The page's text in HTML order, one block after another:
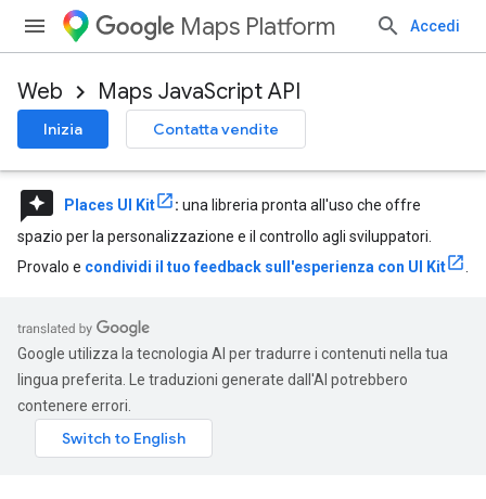
Maps Platform Accedi
Web Maps JavaScript API
Inizia Contatta vendite
reviews Places UI Kit : una libreria pronta all'uso che offre
spazio per la personalizzazione e il controllo agli sviluppatori.
Provalo e condividi il tuo feedback sull'esperienza con UI Kit .
Google utilizza la tecnologia AI per tradurre i contenuti nella tua
lingua preferita. Le traduzioni generate dall'AI potrebbero
contenere errori.